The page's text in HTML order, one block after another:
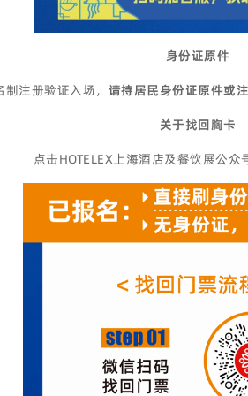
身份证原件
注册验证入场， 请持居民身份证原件或
关于找回胸卡
点击HOTELEX上海酒店及餐饮展公众